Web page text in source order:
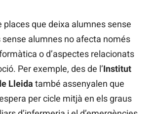
places que deixa alumnes sense
sense alumnes no afecta només
o d’aspectes relacionats
Per exemple, des de l’Institut
Lleida també assenyalen que
per cicle mitjà en els graus